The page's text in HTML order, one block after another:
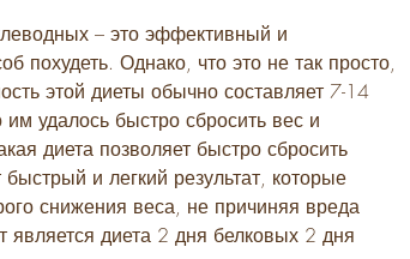
– это эффективный и
похудеть. Однако, что это не так просто,
этой диеты обычно составляет 7-14
удалось быстро сбросить вес и
диета позволяет быстро сбросить
и легкий результат, которые
снижения веса, не причиняя вреда
является диета 2 дня белковых 2 дня